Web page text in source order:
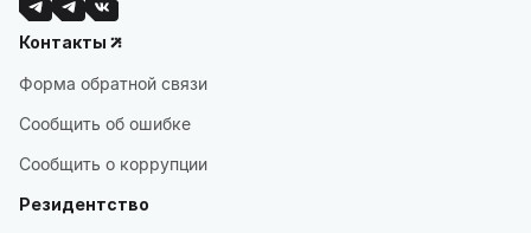
Контакты
Форма обратной связи
Сообщить об ошибке
Сообщить о коррупции
Резидентство